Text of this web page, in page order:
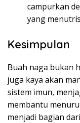
campurkan
yang
Kesimpulan
Buah naga bukan
juga kaya akan
sistem imun,
membantu
menjadi bagian